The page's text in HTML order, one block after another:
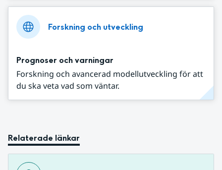
Forskning och utveckling
Prognoser och varningar
Forskning och avancerad modellutveckling för att
du ska veta vad som väntar.
Relaterade länkar